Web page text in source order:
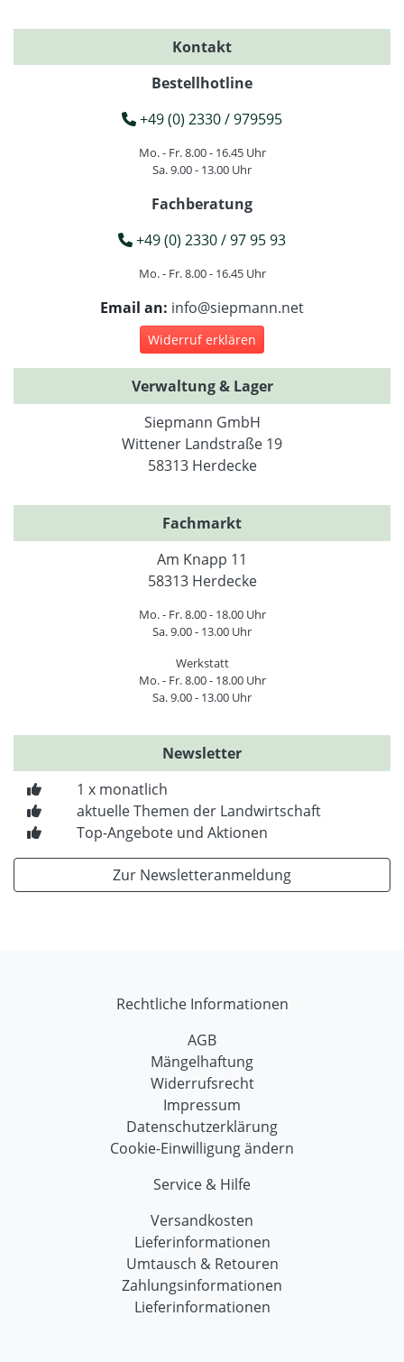
Kontakt
Bestellhotline
+49 (0) 2330 / 979595
Mo. - Fr. 8.00 - 16.45 Uhr
Sa. 9.00 - 13.00 Uhr
Fachberatung
+49 (0) 2330 / 97 95 93
Mo. - Fr. 8.00 - 16.45 Uhr
Email an: info@siepmann.net
Widerruf erklären
Verwaltung & Lager
Siepmann GmbH
Wittener Landstraße 19
58313 Herdecke
Fachmarkt
Am Knapp 11
58313 Herdecke
Mo. - Fr. 8.00 - 18.00 Uhr
Sa. 9.00 - 13.00 Uhr
Werkstatt
Mo. - Fr. 8.00 - 18.00 Uhr
Sa. 9.00 - 13.00 Uhr
Newsletter
1 x monatlich
aktuelle Themen der Landwirtschaft
Top-Angebote und Aktionen
Zur Newsletteranmeldung
Rechtliche Informationen
AGB
Mängelhaftung
Widerrufsrecht
Impressum
Datenschutzerklärung
Cookie-Einwilligung ändern
Service & Hilfe
Versandkosten
Lieferinformationen
Umtausch & Retouren
Zahlungsinformationen
Lieferinformationen